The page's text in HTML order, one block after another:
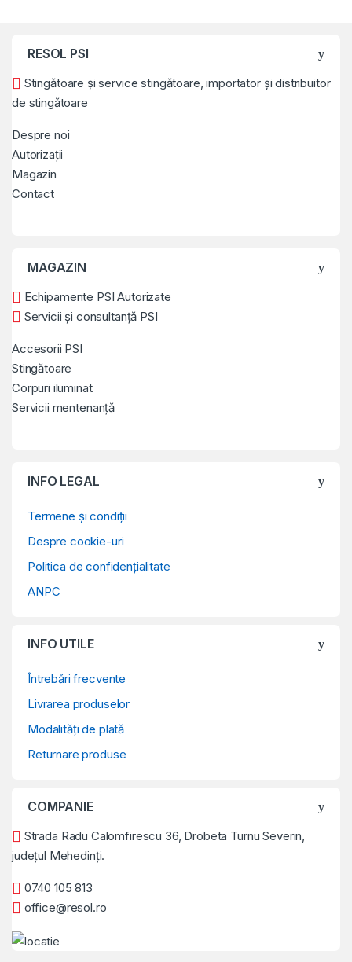
RESOL PSI
Stingătoare și service stingătoare, importator și distribuitor
de stingătoare
Despre noi
Autorizații
Magazin
Contact
MAGAZIN
Echipamente PSI Autorizate
Servicii și consultanță PSI
Accesorii PSI
Stingătoare
Corpuri iluminat
Servicii mentenanță
INFO LEGAL
Termene și condiții
Despre cookie-uri
Politica de confidențialitate
ANPC
INFO UTILE
Întrebări frecvente
Livrarea produselor
Modalități de plată
Returnare produse
COMPANIE
Strada Radu Calomfirescu 36, Drobeta Turnu Severin,
județul Mehedinți.
0740 105 813
office@resol.ro